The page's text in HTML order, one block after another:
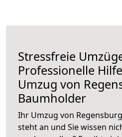
Stressfreie
Professionelle
Umzug von
Baumholder
Ihr Umzug von
steht an und Sie wissen